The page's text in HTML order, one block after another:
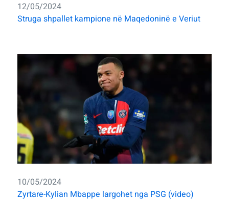
12/05/2024
Struga shpallet kampione në Maqedoninë e Veriut
10/05/2024
Zyrtare-Kylian Mbappe largohet nga PSG (video)